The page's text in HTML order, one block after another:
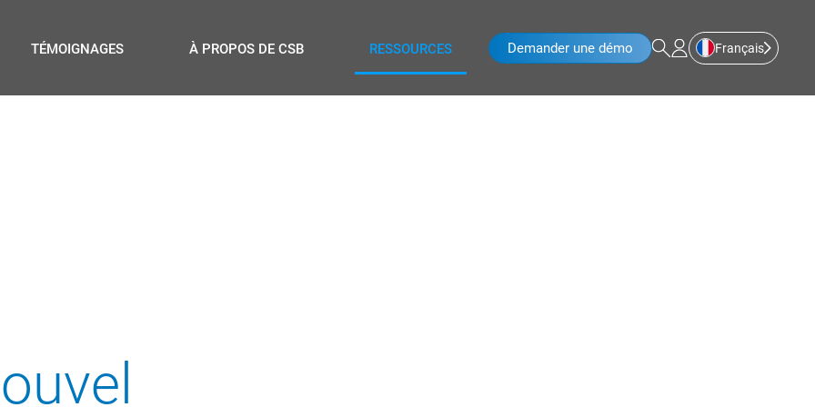
TÉMOIGNAGES À PROPOS DE CSB RESSOURCES Demander une démo Français